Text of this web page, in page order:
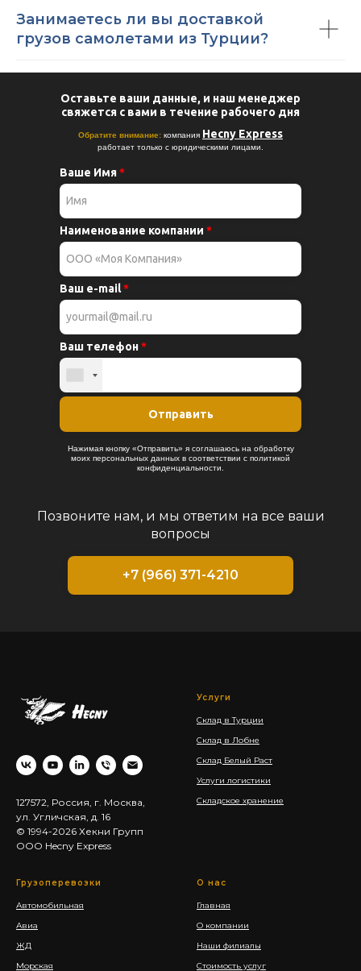
Занимаетесь ли вы доставкой
грузов самолетами из Турции?
Позвоните нам, и мы ответим на все ваши
вопросы
+7 (966) 371-4210
127572, Россия, г. Москва,
ул. Угличская, д. 16
© 1994-2026 Хекни Групп
ООО Hecny Express
Услуги
Склад в Турции
Склад в Лобне
Склад Белый Раст
Услуги логистики
Складское хранение
Грузоперевозки
Автомобильная
Авиа
ЖД
Морская
О нас
Главная
О компании
Наши филиалы
Стоимость услуг